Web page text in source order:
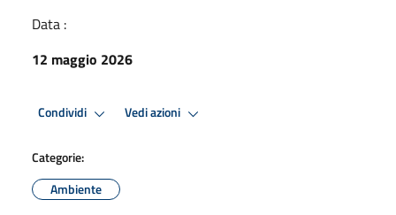
Data :
12 maggio 2026
Condividi Vedi azioni
Categorie:
Ambiente